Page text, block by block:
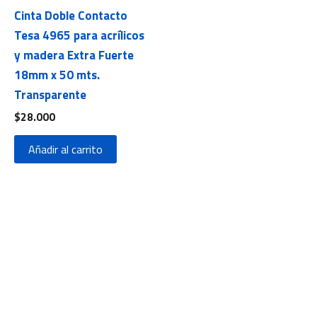
Cinta Doble Contacto
Tesa 4965 para acrílicos
y madera Extra Fuerte
18mm x 50 mts.
Transparente
$28.000
Añadir al carrito